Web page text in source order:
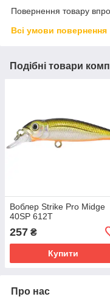
Повернення товару
Всі умови повернення
Подібні товари
Воблер Strike Pro Midge
40SP 612Т
257 ₴
Купити
Про нас